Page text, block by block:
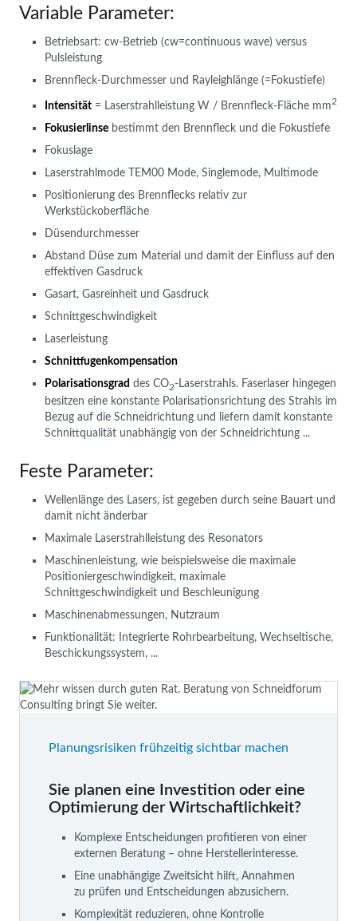
Variable Parameter:
Betriebsart: cw-Betrieb (cw=continuous wave) versus
Pulsleistung
Brennfleck-Durchmesser und Rayleighlänge (=Fokustiefe)
Intensität = Laserstrahlleistung W / Brennfleck-Fläche mm2
Fokusierlinse bestimmt den Brennfleck und die Fokustiefe
Fokuslage
Laserstrahlmode TEM00 Mode, Singlemode, Multimode
Positionierung des Brennflecks relativ zur
Werkstückoberfläche
Düsendurchmesser
Abstand Düse zum Material und damit der Einfluss auf den
effektiven Gasdruck
Gasart, Gasreinheit und Gasdruck
Schnittgeschwindigkeit
Laserleistung
Schnittfugenkompensation
Polarisationsgrad des CO2-Laserstrahls. Faserlaser hingegen
besitzen eine konstante Polarisationsrichtung des Strahls im
Bezug auf die Schneidrichtung und liefern damit konstante
Schnittqualität unabhängig von der Schneidrichtung ...
Feste Parameter:
Wellenlänge des Lasers, ist gegeben durch seine Bauart und
damit nicht änderbar
Maximale Laserstrahlleistung des Resonators
Maschinenleistung, wie beispielsweise die maximale
Positioniergeschwindigkeit, maximale
Schnittgeschwindigkeit und Beschleunigung
Maschinenabmessungen, Nutzraum
Funktionalität: Integrierte Rohrbearbeitung, Wechseltische,
Beschickungssystem, ...
Planungsrisiken frühzeitig sichtbar machen
Sie planen eine Investition oder eine
Optimierung der Wirtschaftlichkeit?
Komplexe Entscheidungen profitieren von einer
externen Beratung – ohne Herstellerinteresse.
Eine unabhängige Zweitsicht hilft, Annahmen
zu prüfen und Entscheidungen abzusichern.
Komplexität reduzieren, ohne Kontrolle